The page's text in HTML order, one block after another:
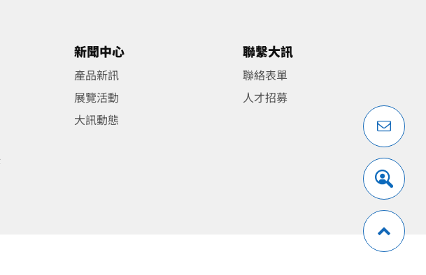
新聞中心
產品新訊
展覽活動
大訊動態
聯繫大訊
聯絡表單
人才招募